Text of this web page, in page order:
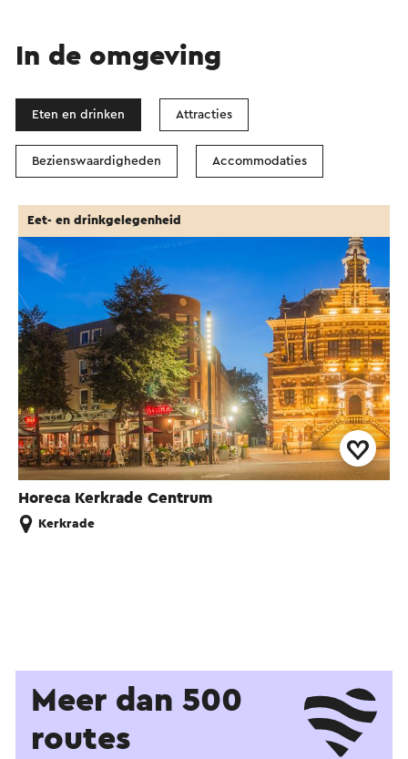
In de omgeving
Eten en drinken Attracties
Bezienswaardigheden Accommodaties
Horeca Kerkrade Centrum
Eet- en drinkgelegenheid
Kerkrade
Meer dan 500
routes